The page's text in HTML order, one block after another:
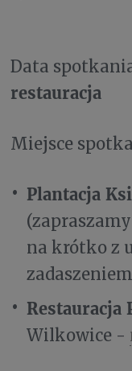
Data
restauracja
Miejsce
Plantacja
na krótko z
Restauracja
Wilkowice -